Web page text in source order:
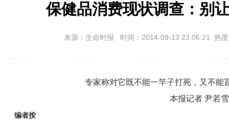
保健品消费现状调查：别
来源：生命时报 时间：2014-09-13 23:06:21 热
专家称对它既不能一竿子打死，又不能
本报记者 尹若雪
编者按